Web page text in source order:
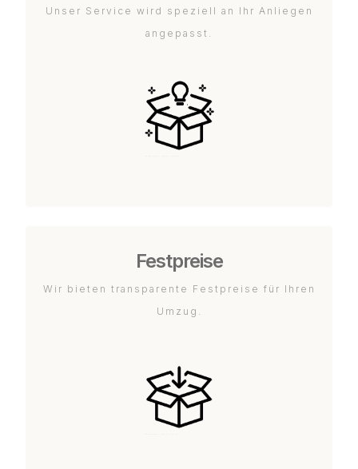
Unser Service wird speziell an Ihr Anliegen
angepasst.
Festpreise
Wir bieten transparente Festpreise für Ihren
Umzug.